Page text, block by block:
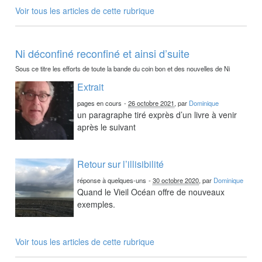
Voir tous les articles de cette rubrique
Ni déconfiné reconfiné et ainsi d’suite
Sous ce titre les efforts de toute la bande du coin bon et des nouvelles de Ni
Extrait
pages en cours -26 octobre 2021, par Dominique
un paragraphe tiré exprès d’un livre à venir
après le suivant
Retour sur l’illisibilité
réponse à quelques-uns -30 octobre 2020, par Dominique
Quand le Vieil Océan offre de nouveaux
exemples.
Voir tous les articles de cette rubrique